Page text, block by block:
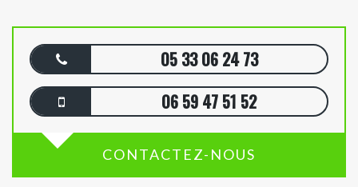
05 33 06 24 73
06 59 47 51 52
CONTACTEZ-NOUS